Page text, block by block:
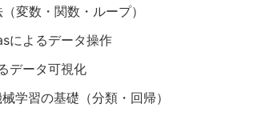
変数・関数・ループ）
によるデータ操作
データ可視化
学習の基礎（分類・回帰）